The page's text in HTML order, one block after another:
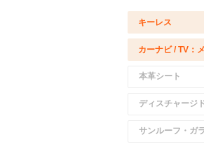
キーレス
カーナビ / TV：
本革シート
ディスチャージ
サンルーフ・ガ